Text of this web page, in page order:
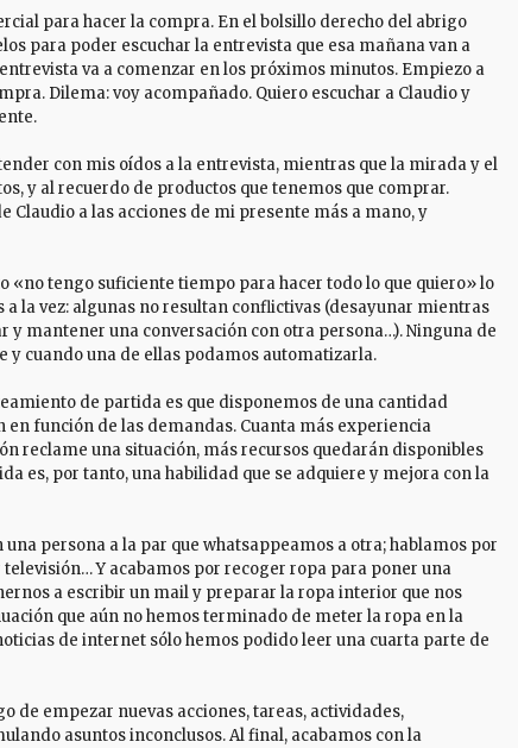
para hacer la compra. En el bolsillo derecho del abrigo
para poder escuchar la entrevista que esa mañana van a
va a comenzar en los próximos minutos. Empiezo a
Dilema: voy acompañado. Quiero escuchar a Claudio y
con mis oídos a la entrevista, mientras que la mirada y el
y al recuerdo de productos que tenemos que comprar.
a las acciones de mi presente más a mano, y
«no tengo suficiente tiempo para hacer todo lo que quiero» lo
la vez: algunas no resultan conflictivas (desayunar mientras
y mantener una conversación con otra persona…). Ninguna de
y cuando una de ellas podamos automatizarla.
de partida es que disponemos de una cantidad
función de las demandas. Cuanta más experiencia
reclame una situación, más recursos quedarán disponibles
es, por tanto, una habilidad que se adquiere y mejora con la
persona a la par que whatsappeamos a otra; hablamos por
Y acabamos por recoger ropa para poner una
a escribir un mail y preparar la ropa interior que nos
que aún no hemos terminado de meter la ropa en la
de internet sólo hemos podido leer una cuarta parte de
de empezar nuevas acciones, tareas, actividades,
asuntos inconclusos. Al final, acabamos con la